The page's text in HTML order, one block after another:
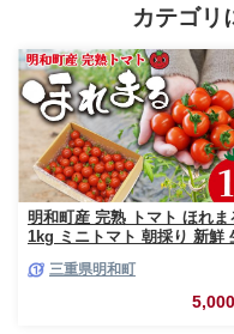
と納税 贈答品 景品 粗品 手土
い ギフト惣菜 和食 弁当 笹谷商
味噌 みそ 晩酌 父の日 ＞
カテゴリ
明和町産 完熟 トマト ほれま
1kg ミニトマト 朝採り 新鮮
三重県明和町